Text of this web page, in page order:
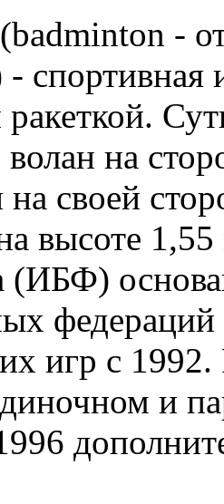
-
на
на своей
высоте
(ИБФ)
игр с 1992.
и